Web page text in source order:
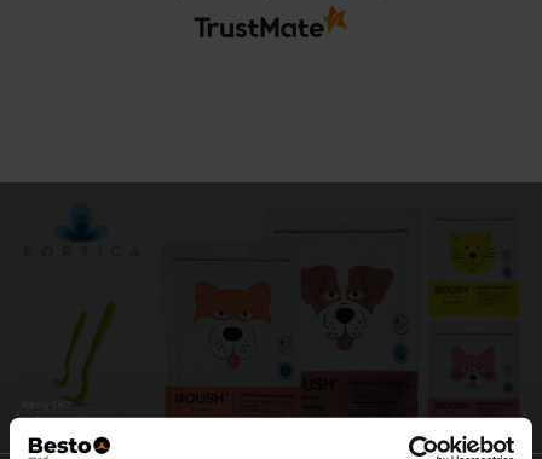
Karmy EKO
zdrowe i pyszne